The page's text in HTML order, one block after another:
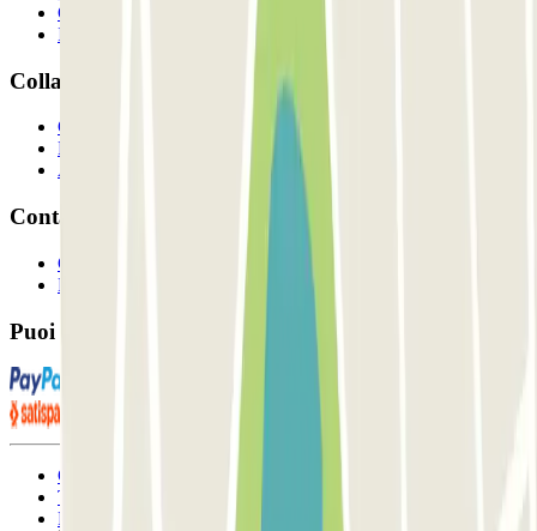
Come funziona?
I Nostri Parcheggi
Collaboriamo?
Collaboratori
Proprietari di parcheggio
Affiliati
Contatto
Contattaci
FAQ
Puoi utilizzare questi metodi di pagamento:
Condizioni contrattuali e di utilizzo
Termini di cancellazione
Politica sui cookies